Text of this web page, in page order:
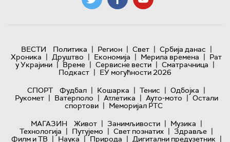
ВЕСТИ Политика | Регион | Свет | Србија данас |
Хроника | Друштво | Економија | Мерила времена | Рат
у Украјини | Време | Сервисне вести | Сматрачница |
Подкаст | ЕУ могућности 2026
СПОРТ
Фудбал | Кошарка | Тенис | Одбојка |
Рукомет | Ватерполо | Атлетика | Ауто-мото | Остали
спортови | Меморијал РТС
МАГАЗИН
Живот | Занимљивости | Музика |
Технологијa | Путујемо | Свет познатих | Здравље |
Филм и ТВ | Наука | Природа | Дигитални предузетник |